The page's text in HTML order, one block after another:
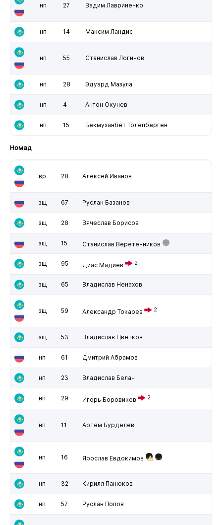
нп 27 Вадим Лавриненко
нп 14 Максим Ландис
нп 55 Станислав Логинов
нп 28 Эдуард Мазула
нп 4 Антон Окунев
нп 15 Бекмуханбет Толепберген
Номад
вр 28 Алексей Иванов
зщ 67 Руслан Базанов
зщ 28 Вячеслав Борисов
зщ 15 Станислав Веретенников
зщ 95 Диас Мадиев 2
зщ 65 Владислав Ненахов
зщ 59 Александр Токарев 2
зщ 53 Владислав Цветков
нп 61 Дмитрий Абрамов
нп 23 Владислав Белан
нп 29 Игорь Боровиков 2
нп 11 Артем Бурделев
нп 16 Ярослав Евдокимов
нп 32 Кирилл Панюков
нп 57 Руслан Попов